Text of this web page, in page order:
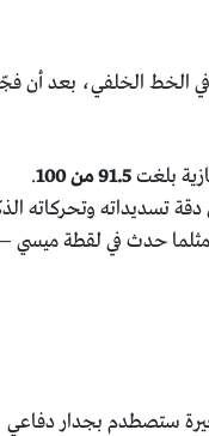
في الخط الخلفي، بعد أن
بلغت91.5من100
.
دقة تسديداته وتحركاته
مثلما حدث في لقطة ميسي
ستصطدم بجدار دفاعي